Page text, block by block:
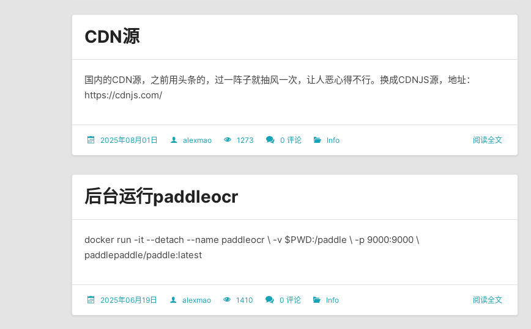
CDN源
国内的CDN源，之前用头条的，过一阵子就抽风一次，让人恶心得不行。换成CDNJS源，地址：
https://cdnjs.com/
2025年08月01日 alexmao 1273 0 评论 Info 阅读全文
后台运行paddleocr
docker run -it --detach --name paddleocr \ -v $PWD:/paddle \ -p 9000:9000 \
paddlepaddle/paddle:latest
2025年06月19日 alexmao 1410 0 评论 Info 阅读全文